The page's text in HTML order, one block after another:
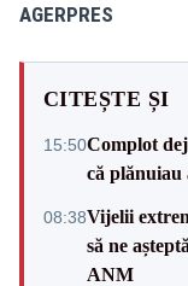
AGERPRES
CITEȘTE ȘI
15:50Complot
că plănuiau
08:38Vijelii
să ne
ANM